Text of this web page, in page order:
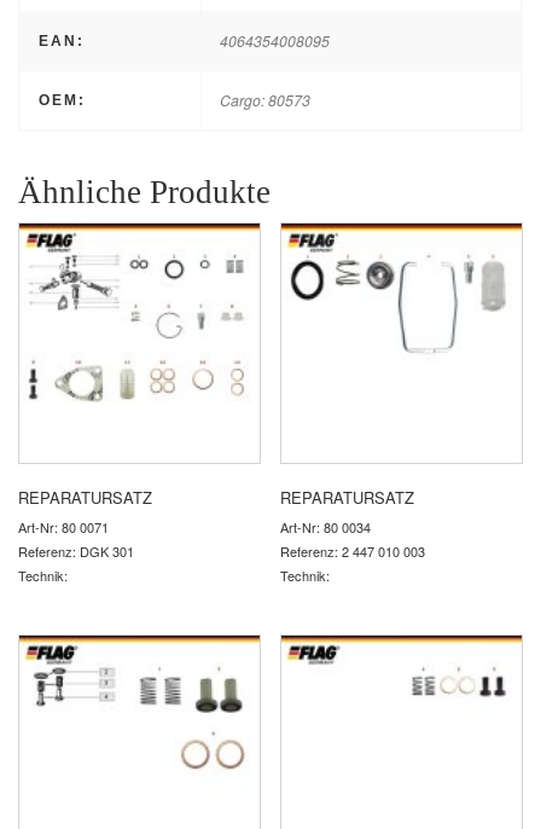
EAN: 4064354008095
OEM: Cargo: 80573
Ähnliche Produkte
REPARATURSATZ
Art-Nr: 80 0071
Referenz: DGK 301
Technik:
REPARATURSATZ
Art-Nr: 80 0034
Referenz: 2 447 010 003
Technik: